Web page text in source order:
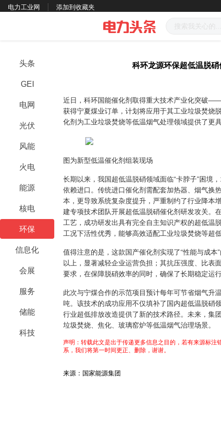
电力工业网 添加到收藏夹
头条
GEI
电网
光伏
风能
火电
能源
核电
环保
信息化
会展
服务
储能
科技
科环龙源环保超低温脱
近日，科环国能催化剂取得重大技术产业化突破
获得宁夏煤业订单，计划将应用于其工业垃圾焚烧
化剂为工业垃圾焚烧等低温烟气处理领域提供了更
图为新型低温催化剂组装现场
长期以来，我国超低温脱硝领域面临“卡脖子”困境
依赖进口。传统进口催化剂需配套加热器、烟气换
本，更导致系统复杂度提升，严重制约了行业降本
建专项技术团队开展超低温脱硝催化剂研发攻关。
工艺，成功研发出具有完全自主知识产权的超低
工况下活性优秀，能够高效适配工业垃圾焚烧等超
值得注意的是，这款国产催化剂实现了“性能与成
以上，显著减轻企业运营负担；其抗压强度、比表
要求，在保障脱硝效率的同时，确保了长期稳定运
此次与宁煤合作的示范项目预计每年可节省烟气升
吨。该技术的成功应用不仅填补了国内超低温脱硝
行业超低排放改造提供了新的技术路径。未来，集
垃圾焚烧、焦化、玻璃窑炉等低温烟气治理场景。
声明：转载此文是出于传递更多信息之目的，若有来源标
系，我们将第一时间更正、删除，谢谢。
来源：国家能源集团